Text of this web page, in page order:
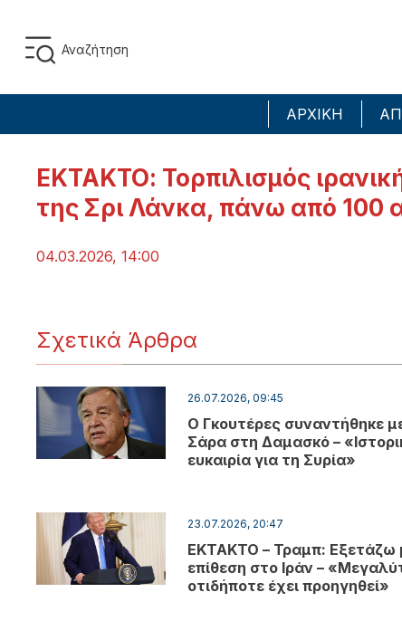
ΑΡΧΙΚΗ
ΕΚΤΑΚΤΟ: Τορπιλισμός
της Σρι Λάνκα, πάνω από 100
04.03.2026, 14:00
Σχετικά Άρθρα
26.07.2026, 09:45
Ο Γκουτέρες συναντήθηκε
Σάρα στη Δαμασκό –
ευκαιρία για τη Συρία»
23.07.2026, 20:47
EKTAKTO – Τραμπ: Εξετάζω
επίθεση στο Ιράν –
οτιδήποτε έχει προηγηθεί»